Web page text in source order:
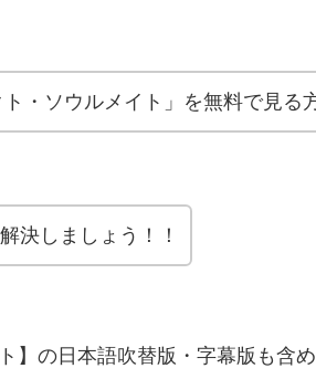
・ソウルメイト」を無料で見る
決しましょう！！
】の日本語吹替版・字幕版も含